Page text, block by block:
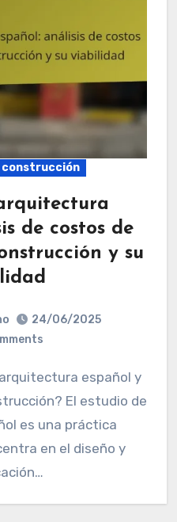
construcción
de costos de
y su
24/06/2025
El estudio de
es una práctica
en el diseño y